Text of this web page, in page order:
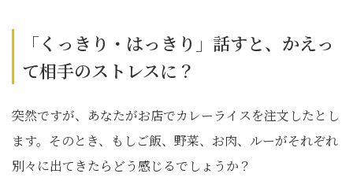
「くっきり・はっきり」話すと、かえっ
て相手のストレスに？
突然ですが、あなたがお店でカレーライスを注文したとし
ます。そのとき、もしご飯、野菜、お肉、ルーがそれぞれ
別々に出てきたらどう感じるでしょうか？